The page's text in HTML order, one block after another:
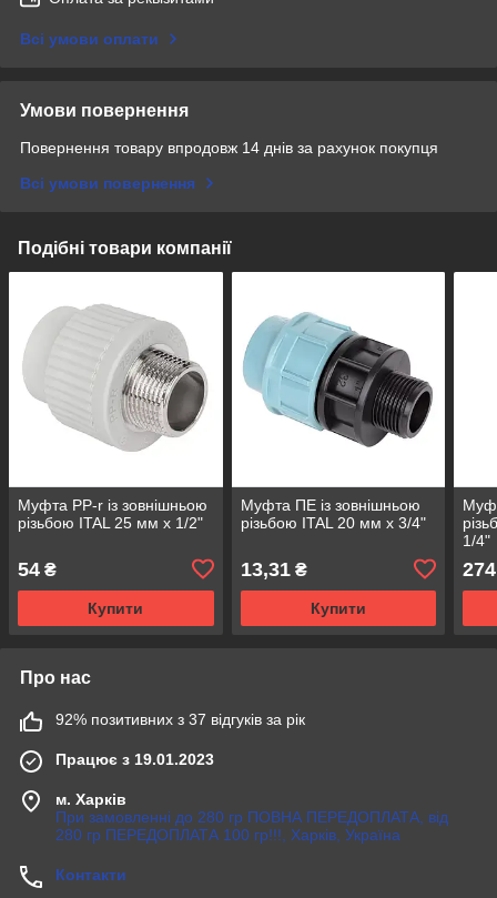
Всі умови оплати
Умови повернення
Повернення товару впродовж 14 днів за рахунок покупця
Всі умови повернення
Подібні товари компанії
Муфта PP-r із зовнішньою
різьбою ITAL 25 мм х 1/2"
54 ₴
Купити
Муфта ПЕ із зовнішньою
різьбою ITAL 20 мм х 3/4"
13,31₴
Купити
1/4"
274
Про нас
92% позитивних з 37 відгуків за рік
Працює з 19.01.2023
м. Харків
При замовленні до 280 гр ПОВНА ПЕРЕДОПЛАТА, від
280 гр ПЕРЕДОПЛАТА 100 гр!!!, Харків, Україна
Контакти